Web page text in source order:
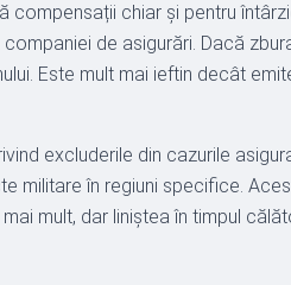
chiar și pentru
de asigurări. Dacă
Este mult mai ieftin decât
excluderile din cazurile
în regiuni specifice.
mult, dar liniștea în timpul